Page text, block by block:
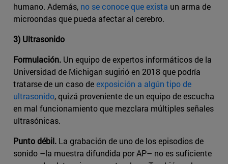
humano. Además, no se conoce que exista un arma de
microondas que pueda afectar al cerebro.
3) Ultrasonido
Formulación. Un equipo de expertos informáticos de la
Universidad de Michigan sugirió en 2018 que podría
tratarse de un caso deexposición a algún tipo de
ultrasonido, quizá proveniente de un equipo de escucha
en mal funcionamiento que mezclara múltiples señales
ultrasónicas.
Punto débil. La grabación de uno de los episodios de
sonido –la muestra difundida por AP– no es suficiente